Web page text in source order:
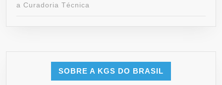
a Curadoria Técnica
SOBRE A KGS DO BRASIL